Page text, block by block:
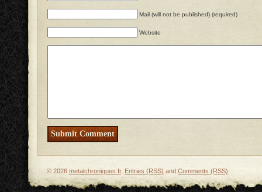
Mail (will not be published) (required)
Website
© 2026 metalchroniques.fr. Entries (RSS) and Comments (RSS)